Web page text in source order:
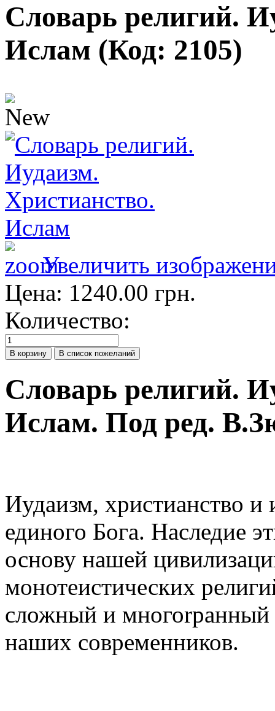
Словарь религий.
Ислам (Код: 2105)
Увеличить
Цена: 1240.00 грн.
Количество:
Словарь религий.
Ислам. Под ред.
Иудаизм, христианство и
единого Бога. Наследие
основу нашей
монотеистических
сложный и
наших современников.